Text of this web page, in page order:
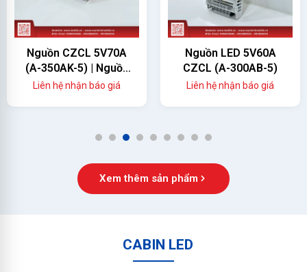
Nguồn CZCL 5V70A
(A-350AK-5) | Nguồn
Màn Hình LED 350W
Liên hệ nhận báo giá
Nguồn LED 5V60A
CZCL (A-300AB-5)
Liên hệ nhận báo giá
1 2 3 4 5 6 7 8 9
Xem thêm sản phẩm
CABIN LED